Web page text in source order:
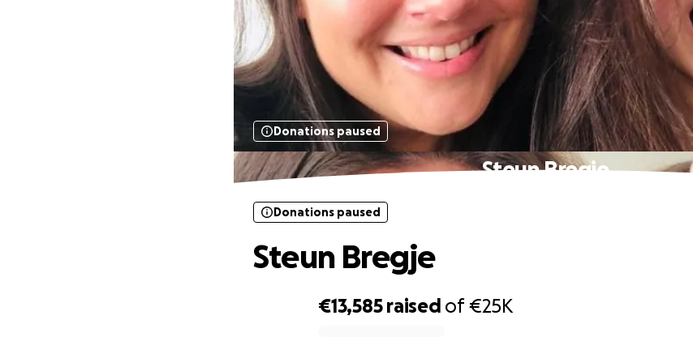
Donations paused
Steun Bregje
€13,585 raised of€25K
Donations paused
Steun Bregje